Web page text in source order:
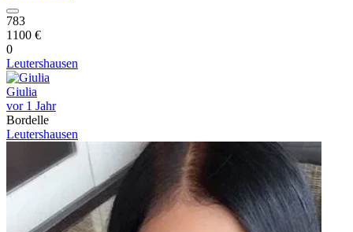
783
1100 €
0
Leutershausen
Giulia
vor 1 Jahr
Bordelle
Leutershausen